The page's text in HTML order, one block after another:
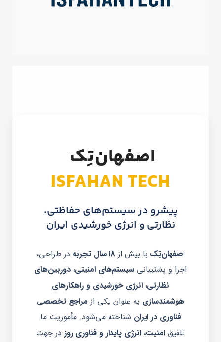
اصفهان‌تِک
ISFAHAN TECH
پیشرو در سیستم‌های حفاظتی،
نظارتی و انرژی خورشیدی ایران
اصفهان‌تِک با بیش از ۱8 سال تجربه
در طراحی،
اجرا و پشتیبانی سیستم‌های امنیتی، دوربین‌های
نظارتی، انرژی خورشیدی و راهکارهای
هوشمندسازی به عنوان یکی از مراجع تخصصی
فناوری در ایران شناخته می‌شود. مأموریت ما
تلفیق امنیت، انرژی پایدار و فناوری روز در جهت